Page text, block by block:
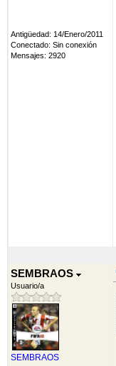
Antigüedad: 14/Enero/2011
Conectado: Sin conexión
Mensajes: 2920
SEMBRAOS
Usuario/a
SEMBRAOS